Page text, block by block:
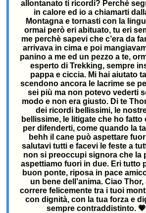
allontanato ti ricordi? Perchè
in calore ed io a chiamarti
Montagna e tornasti con la
ormai però eri abituato, tu eri
me perchè sapevi che c’era da
arrivava in cima e poi
panino a me ed un pezzo a te,
esperto di Trekking, sempre
pappa e ciccia. Mi hai aiutato
scendono ancora le lacrime se
sei più ma non potevo vederti
modo e non era giusto. Di te
dei ricordi bellissimi, le
bellissime, le litigate che ho fatto
per difenderti, come quando la
behh il cane può aspettare
salutavi tutti e facevi le feste a
non si preoccupi signora che la
aspettiamo fuori in due. Eri tutto
buon ponte, riposa in pace
un bene dell’anima. Ciao
correre felicemente tra i tuoi
con dignità, con la tua forza e
sempre contraddistinto. 💗